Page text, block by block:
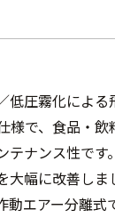
低圧霧化による
様で、食品・飲
ナンス性です。
幅に改善しま
エアー分離式